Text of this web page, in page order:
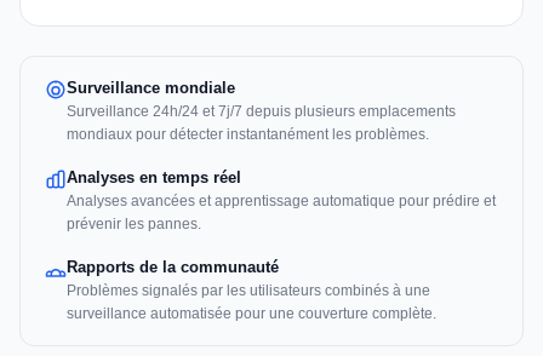
Surveillance mondiale
Surveillance 24h/24 et 7j/7 depuis plusieurs emplacements
mondiaux pour détecter instantanément les problèmes.
Analyses en temps réel
Analyses avancées et apprentissage automatique pour prédire et
prévenir les pannes.
Rapports de la communauté
Problèmes signalés par les utilisateurs combinés à une
surveillance automatisée pour une couverture complète.